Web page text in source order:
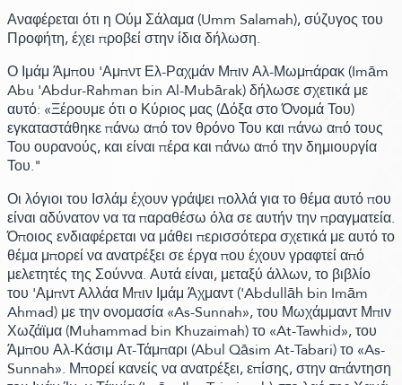
Αναφέρεται ότι η Ούμ Σάλαμα(Umm Salamah), σύζυγος του
Προφήτη, έχει προβεί στην ίδια δήλωση.
Ο Ιμάμ Άμπου 'Αμπντ Ελ-Ραχμάν Μπιν Αλ-Μωμπάρακ(Imām
Abu 'Abdur-Rahman bin Al-Mubārak)δήλωσε σχετικά με
αυτό: «Ξέρουμε ότι ο Κύριος μας(Δόξα στο Όνομά Του)
εγκαταστάθηκε πάνω από τον θρόνο Του και πάνω από τους
Του ουρανούς, και είναι πέρα και πάνω από την δημιουργία
Του."
Οι λόγιοι του Ισλάμ έχουν γράψει πολλά για το θέμα αυτό που
είναι αδύνατον να τα παραθέσω όλα σε αυτήν την πραγματεία.
Όποιος ενδιαφέρεται να μάθει περισσότερα σχετικά με αυτό το
θέμα μπορεί να ανατρέξει σε έργα που έχουν γραφτεί από
μελετητές της Σούννα. Αυτά είναι, μεταξύ άλλων, το βιβλίο
του 'Αμπντ Αλλάα Μπιν Ιμάμ Άχμαντ('Abdullāh bin Imām
Ahmad)με την ονομασία«As-Sunnah», του Μωχάμμαντ Μπιν
Χωζάϊμα(Muhammad bin Khuzaimah)το«At-Tawhid», του
Άμπου Αλ-Κάσιμ Ατ-Τάμπαρι (Abul Qāsim At-Tabari)το«As-
Sunnah». Μπορεί κανείς να ανατρέξει, επίσης, στην απάντηση